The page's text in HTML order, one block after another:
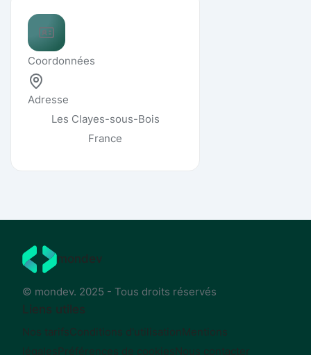
Coordonnées
Adresse
Les Clayes-sous-Bois
France
mondev
© mondev. 2025 - Tous droits réservés
Liens utiles
Nos tarifsConditions d'utilisation Mentions
légalesPréférences de cookiesNous contacter